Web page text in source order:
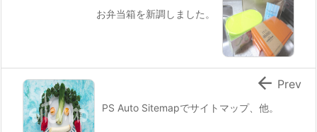
お弁当箱を新調しました。
PS Auto Sitemapでサイトマップ、他。
 Prev